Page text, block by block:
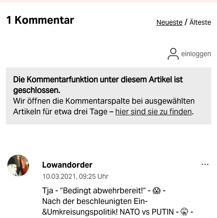
1 Kommentar Neueste / Älteste
Die Kommentarfunktion unter diesem Artikel ist
geschlossen.
Wir öffnen die Kommentarspalte bei ausgewählten
Artikeln für etwa drei Tage – hier sind sie zu finden.
einloggen
Lowandorder
10.03.2021, 09:25 Uhr
Tja - “Bedingt abwehrbereit!“ - 😱 -
Nach der beschleunigten Ein-
&Umkreisungspolitik! NATO vs PUTIN - 🤫 -